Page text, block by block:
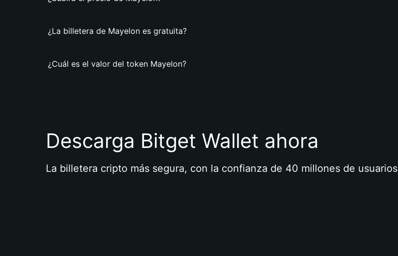
¿La billetera de Mayelon es gratuita?
¿Cuál es el valor del token Mayelon?
Descarga Bitget Wallet ahora
La billetera cripto más segura, con la confianza de 40 millones de usuarios